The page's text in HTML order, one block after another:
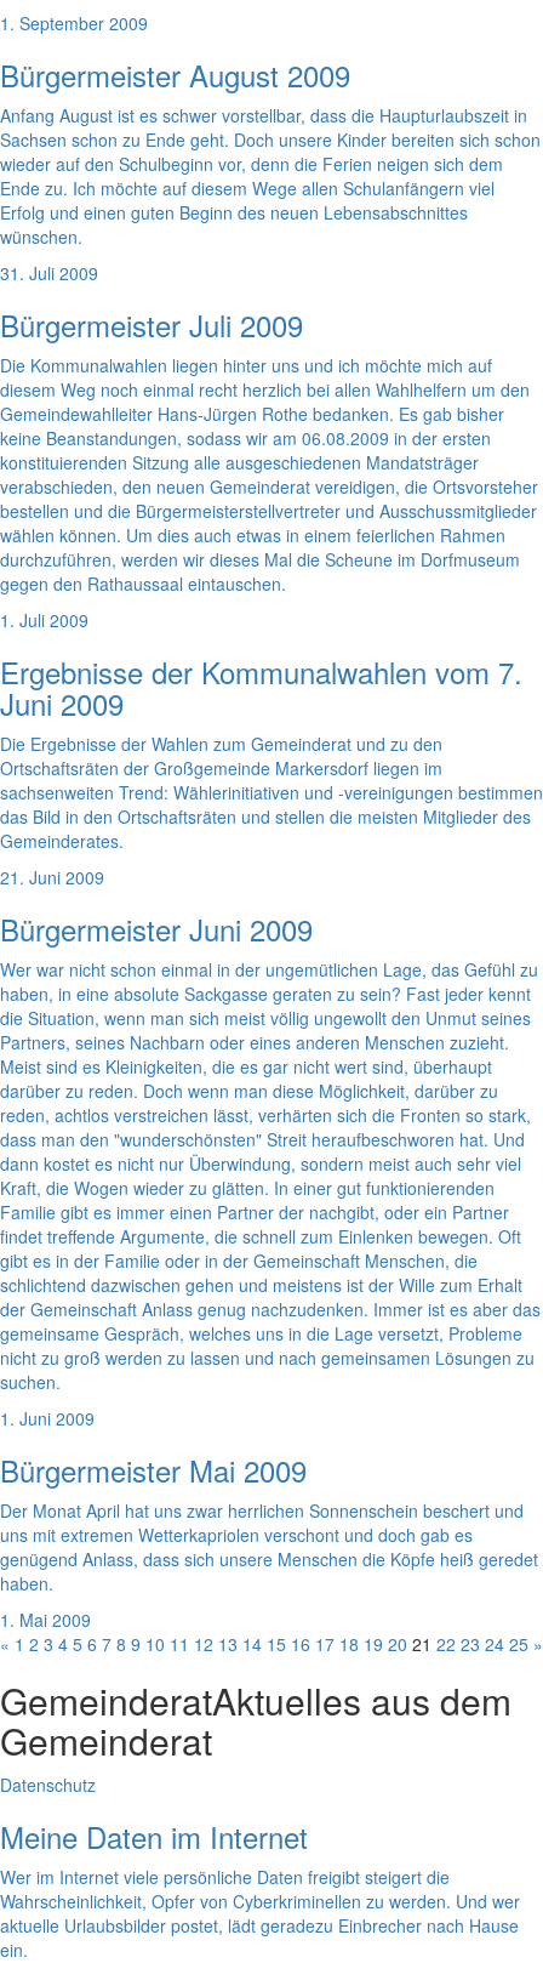
1. September 2009
Bürgermeister August 2009
Anfang August ist es schwer vorstellbar, dass die Haupturlaubszeit in
Sachsen schon zu Ende geht. Doch unsere Kinder bereiten sich schon
wieder auf den Schulbeginn vor, denn die Ferien neigen sich dem
Ende zu. Ich möchte auf diesem Wege allen Schulanfängern viel
Erfolg und einen guten Beginn des neuen Lebensabschnittes
wünschen.
31. Juli 2009
Bürgermeister Juli 2009
Die Kommunalwahlen liegen hinter uns und ich möchte mich auf
diesem Weg noch einmal recht herzlich bei allen Wahlhelfern um den
Gemeindewahlleiter Hans-Jürgen Rothe bedanken. Es gab bisher
keine Beanstandungen, sodass wir am 06.08.2009 in der ersten
konstituierenden Sitzung alle ausgeschiedenen Mandatsträger
verabschieden, den neuen Gemeinderat vereidigen, die Ortsvorsteher
bestellen und die Bürgermeisterstellvertreter und Ausschussmitglieder
wählen können. Um dies auch etwas in einem feierlichen Rahmen
durchzuführen, werden wir dieses Mal die Scheune im Dorfmuseum
gegen den Rathaussaal eintauschen.
1. Juli 2009
Ergebnisse der Kommunalwahlen vom 7.
Juni 2009
Die Ergebnisse der Wahlen zum Gemeinderat und zu den
Ortschaftsräten der Großgemeinde Markersdorf liegen im
sachsenweiten Trend: Wählerinitiativen und -vereinigungen bestimmen
das Bild in den Ortschaftsräten und stellen die meisten Mitglieder des
Gemeinderates.
21. Juni 2009
Bürgermeister Juni 2009
Wer war nicht schon einmal in der ungemütlichen Lage, das Gefühl zu
haben, in eine absolute Sackgasse geraten zu sein? Fast jeder kennt
die Situation, wenn man sich meist völlig ungewollt den Unmut seines
Partners, seines Nachbarn oder eines anderen Menschen zuzieht.
Meist sind es Kleinigkeiten, die es gar nicht wert sind, überhaupt
darüber zu reden. Doch wenn man diese Möglichkeit, darüber zu
reden, achtlos verstreichen lässt, verhärten sich die Fronten so stark,
dass man den "wunderschönsten" Streit heraufbeschworen hat. Und
dann kostet es nicht nur Überwindung, sondern meist auch sehr viel
Kraft, die Wogen wieder zu glätten. In einer gut funktionierenden
Familie gibt es immer einen Partner der nachgibt, oder ein Partner
findet treffende Argumente, die schnell zum Einlenken bewegen. Oft
gibt es in der Familie oder in der Gemeinschaft Menschen, die
schlichtend dazwischen gehen und meistens ist der Wille zum Erhalt
der Gemeinschaft Anlass genug nachzudenken. Immer ist es aber das
gemeinsame Gespräch, welches uns in die Lage versetzt, Probleme
nicht zu groß werden zu lassen und nach gemeinsamen Lösungen zu
suchen.
1. Juni 2009
Bürgermeister Mai 2009
Der Monat April hat uns zwar herrlichen Sonnenschein beschert und
uns mit extremen Wetterkapriolen verschont und doch gab es
genügend Anlass, dass sich unsere Menschen die Köpfe heiß geredet
haben.
1. Mai 2009
« 1 2 3 4 5 6 7 8 9 10 11 12 13 14 15 16 17 18 19 20 21 22 23 24 25 »
GemeinderatAktuelles aus dem
Gemeinderat
Datenschutz
Meine Daten im Internet
Wer im Internet viele persönliche Daten freigibt steigert die
Wahrscheinlichkeit, Opfer von Cyberkriminellen zu werden. Und wer
aktuelle Urlaubsbilder postet, lädt geradezu Einbrecher nach Hause
ein.